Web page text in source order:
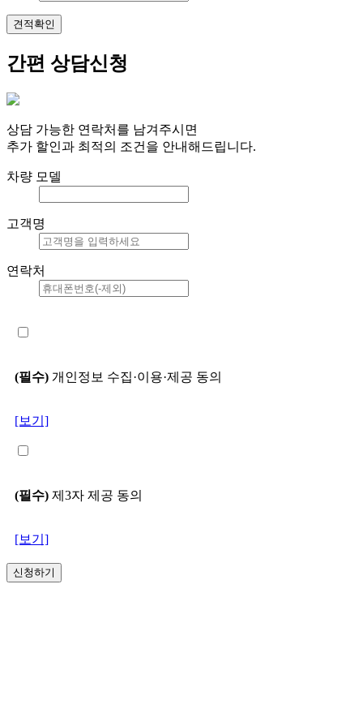
견적확인
간편 상담신청
상담 가능한 연락처를 남겨주시면
추가 할인과 최적의 조건을 안내해드립니다.
차량 모델
고객명
연락처
(필수) 개인정보 수집·이용·제공 동의
[보기]
(필수) 제3자 제공 동의
[보기]
신청하기